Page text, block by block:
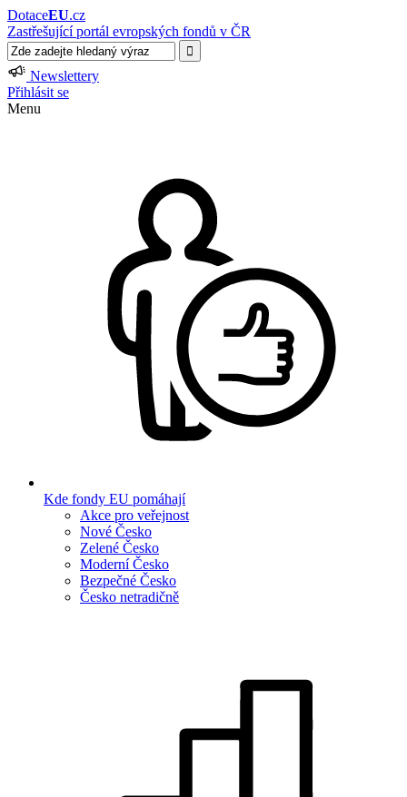
DotaceEU.cz
Zastřešující portál evropských fondů v ČR
Newslettery
Přihlásit se
Menu
Kde fondy EU pomáhají
Akce pro veřejnost
Nové Česko
Zelené Česko
Moderní Česko
Bezpečné Česko
Česko netradičně